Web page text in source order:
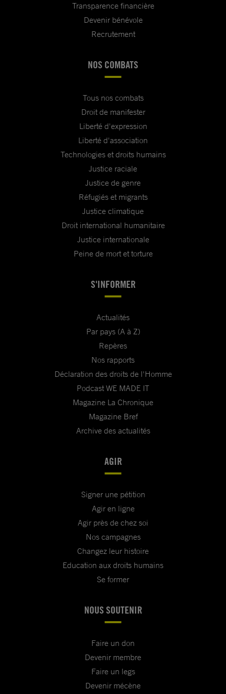
Transparence financière
Devenir bénévole
Recrutement
NOS COMBATS
Tous nos combats
Droit de manifester
Liberté d'expression
Liberté d'association
Technologies et droits humains
Justice raciale
Justice de genre
Réfugiés et migrants
Justice climatique
Droit international humanitaire
Justice internationale
Peine de mort et torture
S'INFORMER
Actualités
Par pays (A à Z)
Repères
Nos rapports
Déclaration des droits de l'Homme
Podcast WE MADE IT
Magazine La Chronique
Magazine Bref
Archive des actualités
AGIR
Signer une pétition
Agir en ligne
Agir près de chez soi
Nos campagnes
Changez leur histoire
Education aux droits humains
Se former
NOUS SOUTENIR
Faire un don
Devenir membre
Faire un legs
Devenir mécène